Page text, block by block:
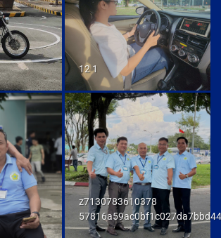
12 1
z7130783610378